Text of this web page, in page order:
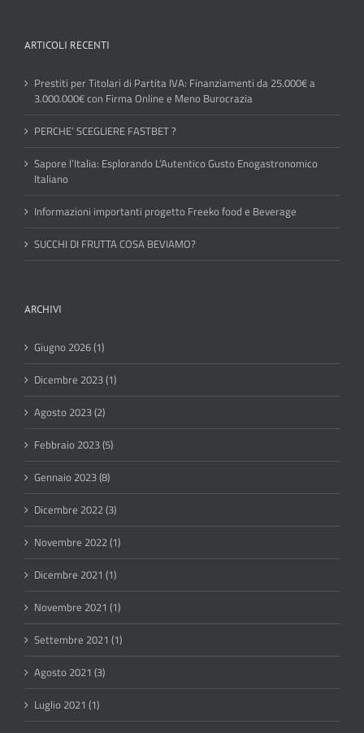
ARTICOLI RECENTI
Prestiti per Titolari di Partita IVA: Finanziamenti da 25.000€ a
3.000.000€ con Firma Online e Meno Burocrazia
PERCHE’ SCEGLIERE FASTBET ?
Sapore l’Italia: Esplorando L’Autentico Gusto Enogastronomico
Italiano
Informazioni importanti progetto Freeko food e Beverage
SUCCHI DI FRUTTA COSA BEVIAMO?
ARCHIVI
Giugno 2026 (1)
Dicembre 2023 (1)
Agosto 2023 (2)
Febbraio 2023 (5)
Gennaio 2023 (8)
Dicembre 2022 (3)
Novembre 2022 (1)
Dicembre 2021 (1)
Novembre 2021 (1)
Settembre 2021 (1)
Agosto 2021 (3)
Luglio 2021 (1)